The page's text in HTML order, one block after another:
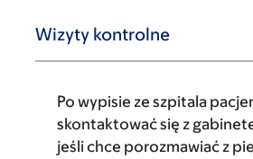
Wizyty kontrolne
Po wypisie ze szpitala
skontaktować się z
jeśli chce porozmawiać z